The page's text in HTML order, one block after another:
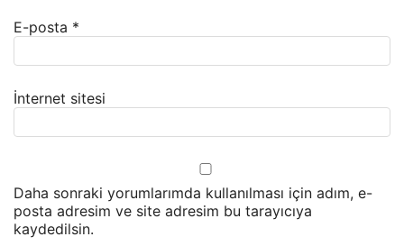
E-posta *
İnternet sitesi
Daha sonraki yorumlarımda kullanılması için adım, e-
posta adresim ve site adresim bu tarayıcıya
kaydedilsin.